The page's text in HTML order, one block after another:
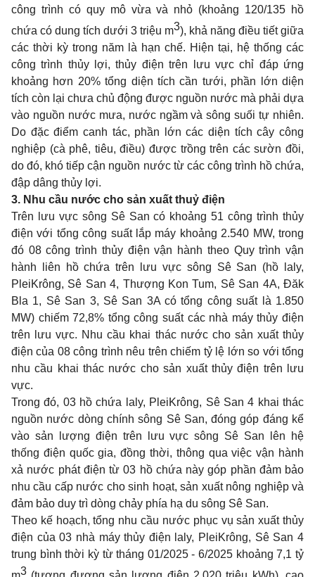
công trình có quy mô vừa và nhỏ (khoảng 120/135 hồ
chứa có dung tích dưới 3 triệu m3), khả năng điều tiết giữa
các thời kỳ trong năm là hạn chế. Hiện tại, hệ thống các
công trình thủy lợi, thủy điện trên lưu vực chỉ đáp ứng
khoảng hơn 20% tổng diện tích cần tưới, phần lớn diện
tích còn lại chưa chủ động được nguồn nước mà phải dựa
vào nguồn nước mưa, nước ngầm và sông suối tự nhiên.
Do đặc điểm canh tác, phần lớn các diện tích cây công
nghiệp (cà phê, tiêu, điều) được trồng trên các sườn đồi,
do đó, khó tiếp cận nguồn nước từ các công trình hồ chứa,
đập dâng thủy lợi.
3. Nhu cầu nước cho sản xuất thuỷ điện
Trên lưu vực sông Sê San có khoảng 51 công trình thủy
điện với tổng công suất lắp máy khoảng 2.540 MW, trong
đó 08 công trình thủy điện vận hành theo Quy trình vận
hành liên hồ chứa trên lưu vực sông Sê San (hồ laly,
PleiKrông, Sê San 4, Thượng Kon Tum, Sê San 4A, Đăk
Bla 1, Sê San 3, Sê San 3A có tổng công suất là 1.850
MW) chiếm 72,8% tổng công suất các nhà máy thủy điện
trên lưu vực. Nhu cầu khai thác nước cho sản xuất thủy
điện của 08 công trình nêu trên chiếm tỷ lệ lớn so với tổng
nhu cầu khai thác nước cho sản xuất thủy điện trên lưu
vực.
Trong đó, 03 hồ chứa laly, PleiKrông, Sê San 4 khai thác
nguồn nước dòng chính sông Sê San, đóng góp đáng kể
vào sản lượng điện trên lưu vực sông Sê San lên hệ
thống điện quốc gia, đồng thời, thông qua việc vận hành
xả nước phát điện từ 03 hồ chứa này góp phần đảm bảo
nhu cầu cấp nước cho sinh hoạt, sản xuất nông nghiệp và
đảm bảo duy trì dòng chảy phía hạ du sông Sê San.
Theo kế hoạch, tổng nhu cầu nước phục vụ sản xuất thủy
điện của 03 nhà máy thủy điện laly, PleiKrông, Sê San 4
trung bình thời kỳ từ tháng 01/2025 - 6/2025 khoảng 7,1 tỷ
3